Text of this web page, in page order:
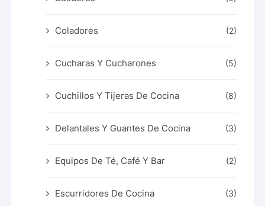
Coladores (2)
Cucharas Y Cucharones (5)
Cuchillos Y Tijeras De Cocina (8)
Delantales Y Guantes De Cocina (3)
Equipos De Té, Café Y Bar (2)
Escurridores De Cocina (3)